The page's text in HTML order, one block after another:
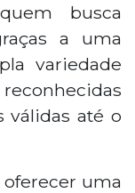
busca
a uma
variedade
válidas até o
uma